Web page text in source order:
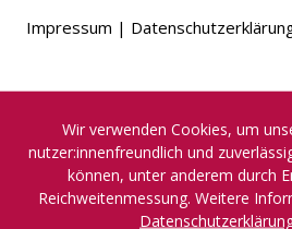
Impressum
Wir verwenden Cookies, um
nutzer:innenfreundlich und
können, unter anderem durch
Reichweitenmessung. Weitere